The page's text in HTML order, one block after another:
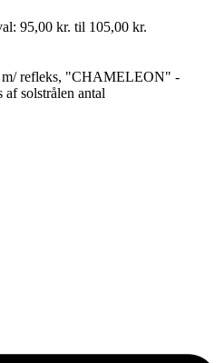
95,00 kr. til 105,00 kr.
m/ refleks, "CHAMELEON" -
af solstrålen antal